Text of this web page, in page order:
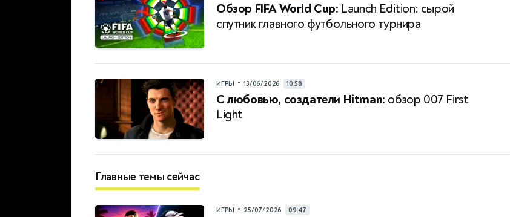
Обзор FIFA World Cup: Launch Edition: сырой
спутник главного футбольного турнира
ИГРЫ • 13/06/2026 10:58
С любовью, создатели Hitman: обзор 007 First
Light
Главные темы сейчас
ИГРЫ • 25/07/2026 09:47